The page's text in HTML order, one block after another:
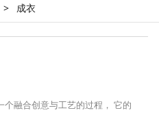
> 成衣
个融合创意与工艺的过程， 它的